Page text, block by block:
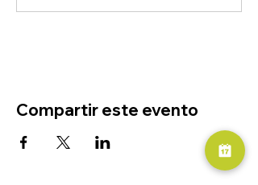
Compartir este evento